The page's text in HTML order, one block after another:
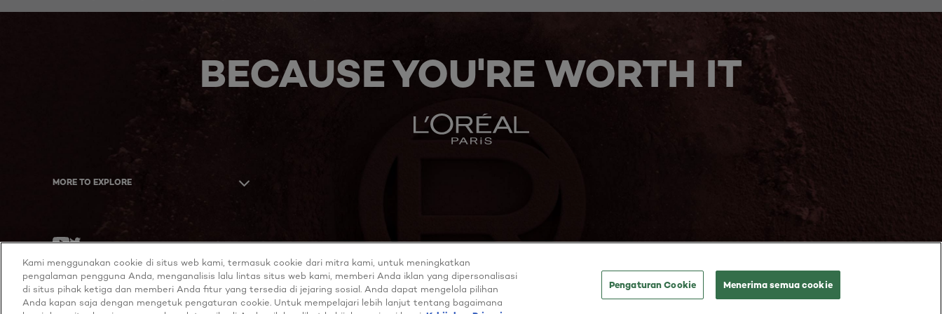
BECAUSE YOU'RE WORTH IT
MORE TO EXPLORE
Cookie policy
Kami menggunakan cookie di situs web kami, termasuk cookie dari mitra kami, untuk meningkatkan
pengalaman pengguna Anda, menganalisis lalu lintas situs web kami, memberi Anda iklan yang dipersonalisasi
di situs pihak ketiga dan memberi Anda fitur yang tersedia di jejaring sosial. Anda dapat mengelola pilihan
Anda kapan saja dengan mengetuk pengaturan cookie. Untuk mempelajari lebih lanjut tentang bagaimana
Pengaturan Cookie Menerima semua cookie